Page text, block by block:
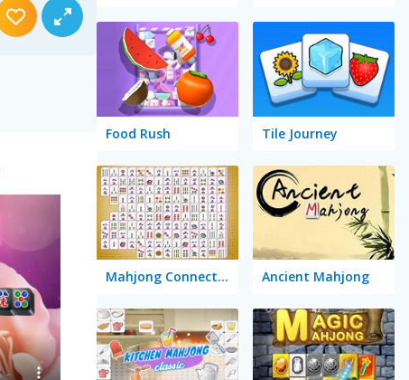
Food Rush Tile Journey
Mahjong Connect Classic Ancient Mahjong